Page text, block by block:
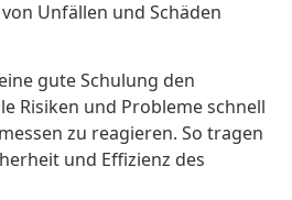
Unfällen und Schäden
gute Schulung den
Risiken und Probleme schnell
zu reagieren. So tragen
und Effizienz des